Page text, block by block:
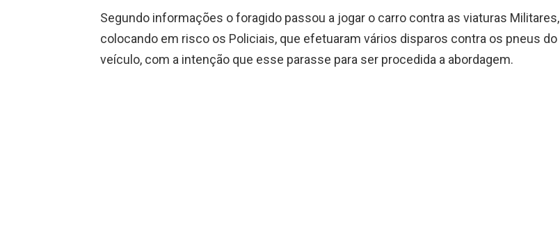
Segundo informações o foragido passou a jogar o carro contra as viaturas Militares,
colocando em risco os Policiais, que efetuaram vários disparos contra os pneus do
veículo, com a intenção que esse parasse para ser procedida a abordagem.